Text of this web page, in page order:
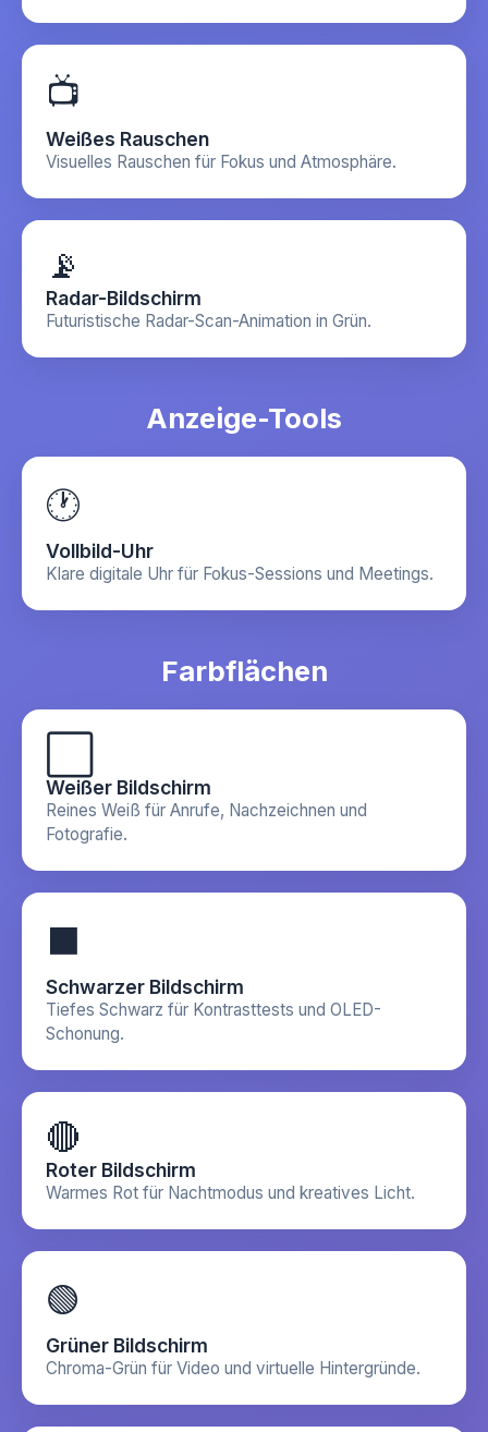
📺
Weißes Rauschen
Visuelles Rauschen für Fokus und Atmosphäre.
📡
Radar-Bildschirm
Futuristische Radar-Scan-Animation in Grün.
Anzeige-Tools
🕐
Vollbild-Uhr
Klare digitale Uhr für Fokus-Sessions und Meetings.
Farbflächen
Weißer Bildschirm
Reines Weiß für Anrufe, Nachzeichnen und
Fotografie.
⬛
Schwarzer Bildschirm
Tiefes Schwarz für Kontrasttests und OLED-
Schonung.
🔴
Roter Bildschirm
Warmes Rot für Nachtmodus und kreatives Licht.
🟢
Grüner Bildschirm
Chroma-Grün für Video und virtuelle Hintergründe.